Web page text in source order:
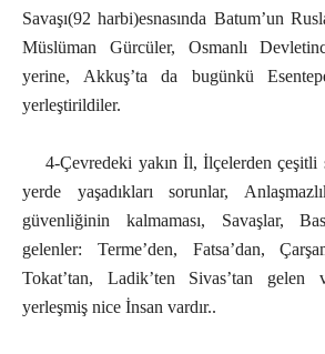
Savaşı(92 harbi)esnasında Batum’un
Müslüman Gürcüler, Osmanlı
yerine, Akkuş’ta da bugünkü
yerleştirildiler.
4-Çevredeki yakın İl, İlçelerden çeşitli
yerde yaşadıkları sorunlar,
güvenliğinin kalmaması, Savaşlar,
gelenler: Terme’den, Fatsa’dan,
Tokat’tan, Ladik’ten Sivas’tan
yerleşmiş nice İnsan vardır..